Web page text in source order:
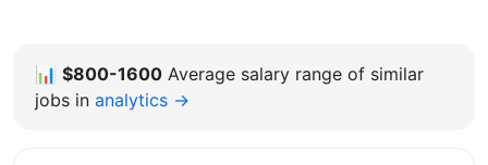
📊 $800-1600 Average salary range of similar
jobs in analytics →